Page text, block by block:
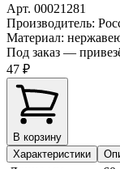
Арт. 00021281
Производитель:
Материал:
Под заказ —
47 ₽
В корзину
Характеристики